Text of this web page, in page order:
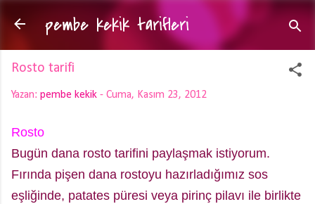
Ana içeriğe atla
pembe kekik tarifleri
Rosto tarifi
Yazan: pembe kekik - Cuma, Kasım 23, 2012
Rosto
Bugün dana rosto tarifini paylaşmak istiyorum.
Fırında pişen dana rostoyu hazırladığımız sos
eşliğinde, patates püresi veya pirinç pilavı ile birlikte